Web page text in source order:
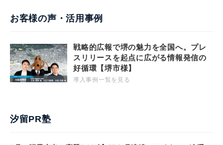
お客様の声・活用事例
戦略的広報で堺の魅力を全国へ。プレ
スリリースを起点に広がる情報発信の
好循環【堺市様】
導入事例一覧を見る
汐留PR塾